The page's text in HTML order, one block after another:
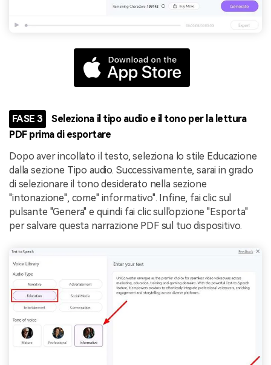
FASE 3
Seleziona il tipo audio e il tono per la lettura
PDF prima di esportare
Dopo aver incollato il testo, seleziona lo stile Educazione
dalla sezione Tipo audio. Successivamente, sarai in grado
di selezionare il tono desiderato nella sezione
"intonazione", come" informativo". Infine, fai clic sul
pulsante "Genera" e quindi fai clic sull'opzione "Esporta"
per salvare questa narrazione PDF sul tuo dispositivo.